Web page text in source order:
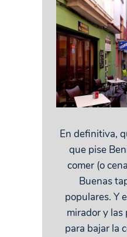
En definitiva,
que pise
comer (o
Buenas
populares. Y
mirador y
para bajar la